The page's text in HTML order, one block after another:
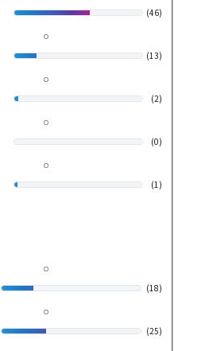
(46)
(13)
(2)
(0)
(1)
(18)
(25)